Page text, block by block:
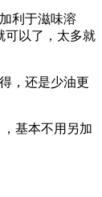
利于滋味溶
可以了，太多就
，还是少油更
基本不用另加